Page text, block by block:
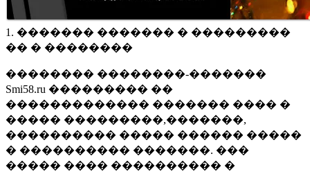
1. ������� ������� � ���������
�� � ��������
�������� ��������-�������
Smi58.ru ��������� ��
������������� ������� ���� �
����� ���������,�������,
���������� ����� ������ �����
� ���������� �������. ���
����� ���� ���������� �